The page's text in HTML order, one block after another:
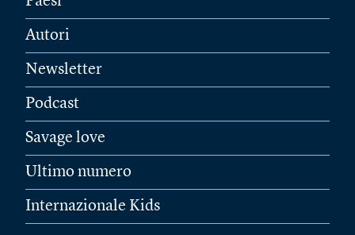
Autori
Newsletter
Podcast
Savage love
Ultimo numero
Internazionale Kids